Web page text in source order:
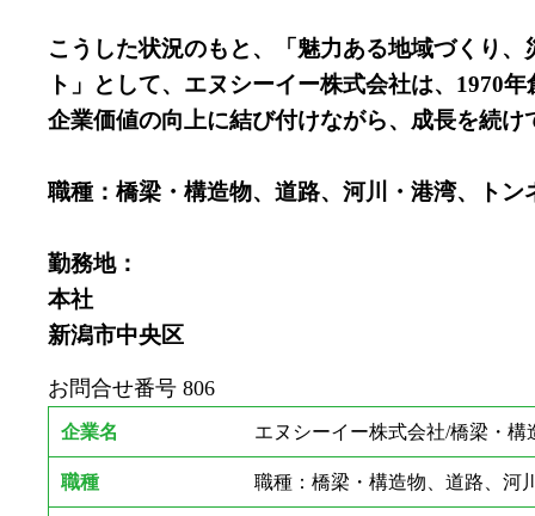
こうした状況のもと、「魅力ある地域づくり
ト」として、エヌシーイー株式会社は、1970
企業価値の向上に結び付けながら、成長を続け
職種：橋梁・構造物、道路、河川・港湾、トン
勤務地：
本社
新潟市中央区
お問合せ番号 806
企業名 エヌシーイー株式会社/橋梁・
職種 職種：橋梁・構造物、道路、河